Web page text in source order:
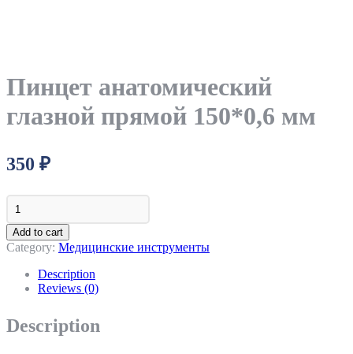
Пинцет анатомический
глазной прямой 150*0,6 мм
350 ₽
Пинцет
анатомический
глазной
прямой
150*0,6
quantity
Add to cart
Category: Медицинские инструменты
Description
Reviews (0)
Description